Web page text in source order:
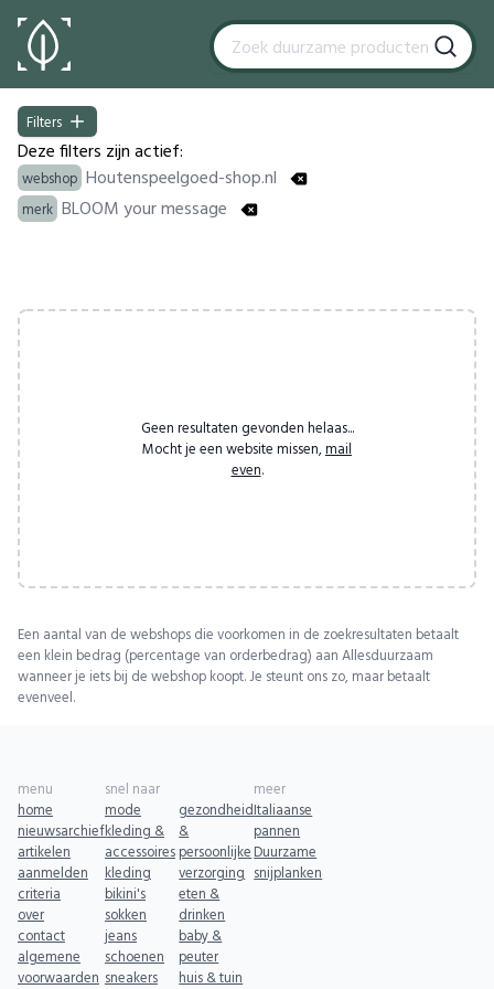
Filters
Filters
Deze filters zijn actief:
webshop Houtenspeelgoed-shop.nl
merk BLOOM your message
Geen resultaten gevonden helaas...
Mocht je een website missen, mail
even.
Een aantal van de webshops die voorkomen in de zoekresultaten betaalt
een klein bedrag (percentage van orderbedrag) aan Allesduurzaam
wanneer je iets bij de webshop koopt. Je steunt ons zo, maar betaalt
evenveel.
menu
home
nieuwsarchief
artikelen
aanmelden
criteria
over
contact
algemene
voorwaarden
snel naar
mode
kleding &
accessoires
kleding
bikini's
sokken
jeans
schoenen
sneakers
gezondheid
&
persoonlijke
verzorging
eten &
drinken
baby &
peuter
huis & tuin
meer
Italiaanse
pannen
Duurzame
snijplanken